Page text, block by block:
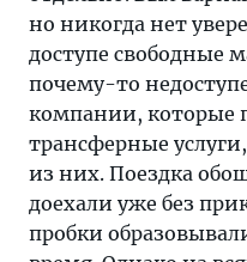
но никогда нет
доступе свободные
почему-то
компании, которые
трансферные
из них. Поездка
доехали уже без
пробки